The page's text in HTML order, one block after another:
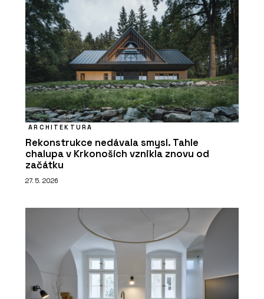
ARCHITEKTURA
Rekonstrukce nedávala smysl. Tahle
chalupa v Krkonoších vznikla znovu od
začátku
27. 5. 2026